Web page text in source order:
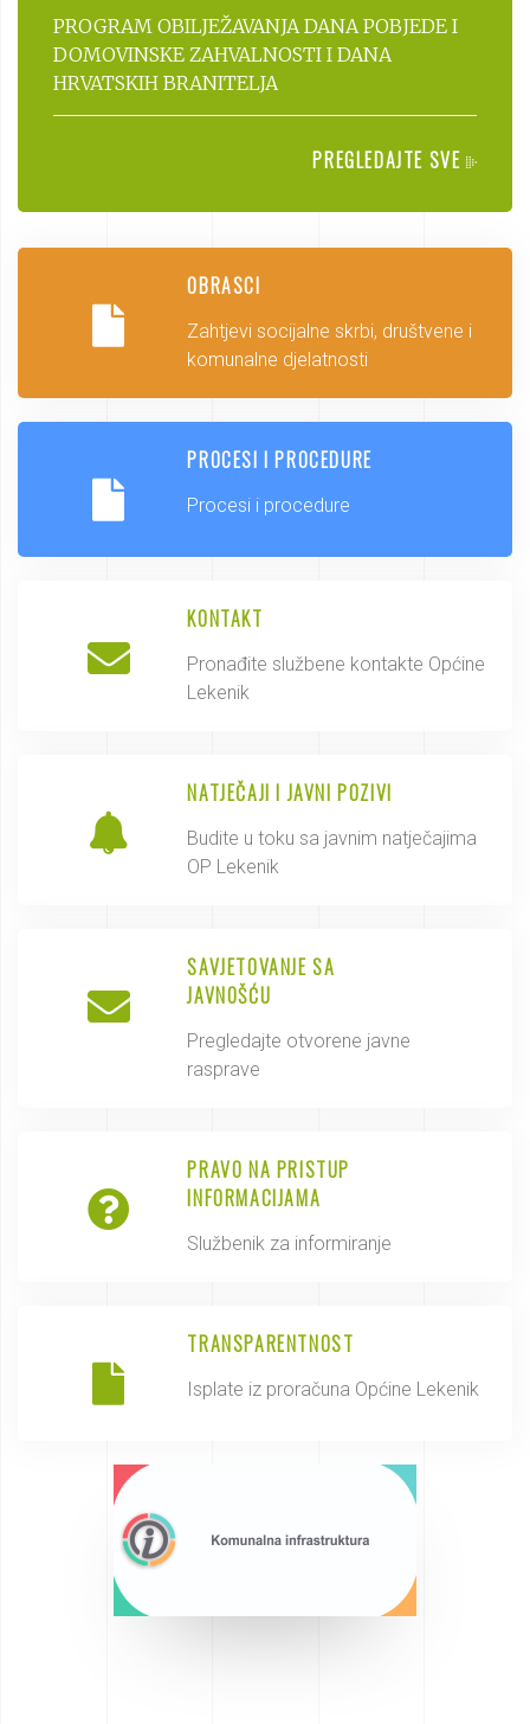
PROGRAM OBILJEŽAVANJA DANA POBJEDE I
DOMOVINSKE ZAHVALNOSTI I DANA
HRVATSKIH BRANITELJA
PREGLEDAJTE SVE
OBRASCI
Zahtjevi socijalne skrbi, društvene i
komunalne djelatnosti
PROCESI I PROCEDURE
Procesi i procedure
KONTAKT
Pronađite službene kontakte Općine
Lekenik
NATJEČAJI I JAVNI POZIVI
Budite u toku sa javnim natječajima
OP Lekenik
SAVJETOVANJE SA
JAVNOŠĆU
Pregledajte otvorene javne
rasprave
PRAVO NA PRISTUP
INFORMACIJAMA
Službenik za informiranje
TRANSPARENTNOST
Isplate iz proračuna Općine Lekenik